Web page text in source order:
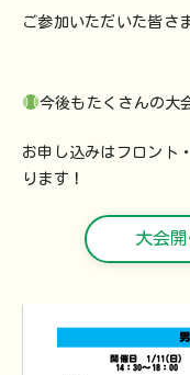
ご参加いただいた皆さ
今後もたくさんの大
お申し込みはフロント
ります！
大会